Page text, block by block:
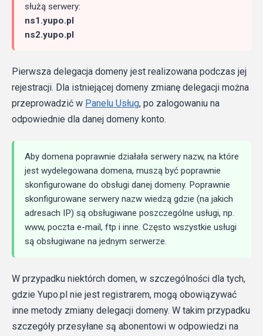
służą serwery:
ns1.yupo.pl
ns2.yupo.pl
Pierwsza delegacja domeny jest realizowana podczas jej
rejestracji. Dla istniejącej domeny zmianę delegacji można
przeprowadzić w Panelu Usług, po zalogowaniu na
odpowiednie dla danej domeny konto.
Aby domena poprawnie działała serwery nazw, na które
jest wydelegowana domena, muszą być poprawnie
skonfigurowane do obsługi danej domeny. Poprawnie
skonfigurowane serwery nazw wiedzą gdzie (na jakich
adresach IP) są obsługiwane poszczególne usługi, np.
www, poczta e-mail, ftp i inne. Często wszystkie usługi
są obsługiwane na jednym serwerze.
W przypadku niektórch domen, w szczególności dla tych,
gdzie Yupo.pl nie jest registrarem, mogą obowiązywać
inne metody zmiany delegacji domeny. W takim przypadku
szczegóły przesyłane są abonentowi w odpowiedzi na